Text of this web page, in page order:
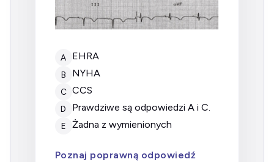
A EHRA
B NYHA
C CCS
D prawdziwe są odpowiedzi A i C.
E żadna z wymienionych
Poznaj poprawną odpowiedź